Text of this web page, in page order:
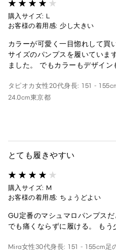
購入サイズ: L
お客様の着用感: 少し大きい
カラーが可愛く一目惚れして買
サイズのパンプスを履いていま
ました。 でもカラーもデザイン
タピオカ 女性20代身長: 151 -
24.0cm東京都
とても履きやすい
購入サイズ: M
お客様の着用感: ちょうどよい
GU定番のマシュマロパンプス
でも痛くならずに履ける。 もう
Mira女性30代身長: 151 - 155cm足